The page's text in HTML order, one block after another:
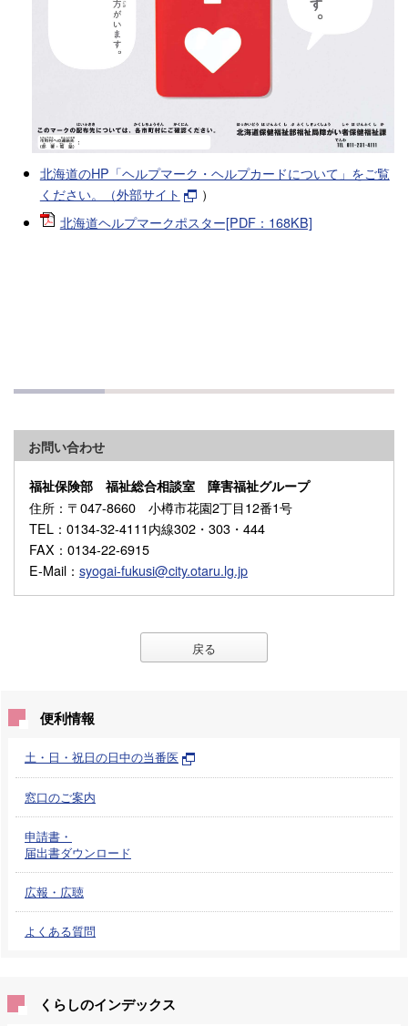
北海道のHP「ヘルプマーク・ヘルプカードについて」をご覧
ください。（外部サイト
）
北海道ヘルプマークポスター[PDF：168KB]
お問い合わせ
福祉保険部 福祉総合相談室 障害福祉グループ
住所 ：〒047-8660 小樽市花園2丁目12番1号
TEL ：0134-32-4111内線302・303・444
FAX ：0134-22-6915
E-Mail ： syogai-fukusi@city.otaru.lg.jp
戻る
便利情報
土・日・祝日の日中の当番医
窓口のご案内
申請書・
届出書ダウンロード
広報・広聴
よくある質問
くらしのインデックス